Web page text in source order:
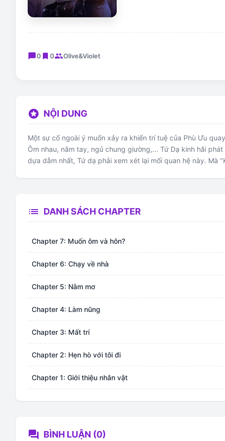
chat_bubble0 bookmark 0groupOlive&Violet
stars NỘI DUNG
Một sự cố ngoài ý muốn xảy ra khiến trí tuệ của Phù Ưu
Ôm nhau, nắm tay, ngủ chung giường,... Tứ Dạ kinh hãi
dựa dẫm nhất, Tứ dạ phải xem xét lại mối quan hệ này. Mà
list DANH SÁCH CHAPTER
Chapter 7: Muốn ôm và hôn?
Chapter 6: Chạy về nhà
Chapter 5: Nằm mơ
Chapter 4: Làm nũng
Chapter 3: Mất trí
Chapter 2: Hẹn hò với tôi đi
Chapter 1: Giới thiệu nhân vật
forum BÌNH LUẬN (0)